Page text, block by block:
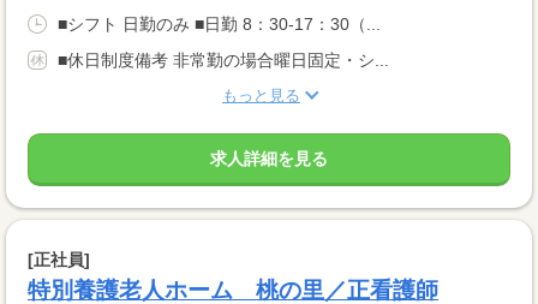
■シフト 日勤のみ ■日勤 8：30-17：30（...
■休日制度備考 非常勤の場合曜日固定・シ...
もっと見る
求人詳細を見る
[正社員]
特別養護老人ホーム 桃の里／正看護師